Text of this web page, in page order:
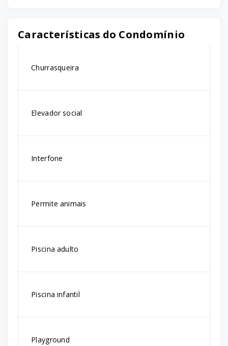
Características do Condomínio
Churrasqueira
Elevador social
Interfone
Permite animais
Piscina adulto
Piscina infantil
Playground